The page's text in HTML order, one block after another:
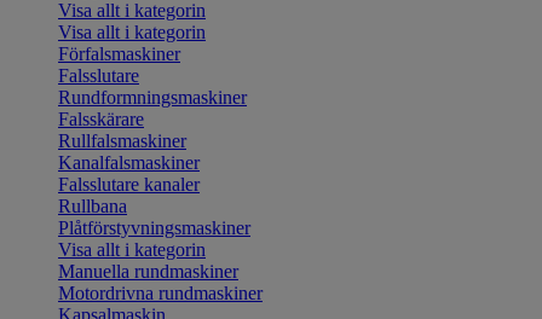
Visa allt i kategorin
Visa allt i kategorin
Förfalsmaskiner
Falsslutare
Rundformningsmaskiner
Falsskärare
Rullfalsmaskiner
Kanalfalsmaskiner
Falsslutare kanaler
Rullbana
Plåtförstyvningsmaskiner
Visa allt i kategorin
Manuella rundmaskiner
Motordrivna rundmaskiner
Kapsalmaskin